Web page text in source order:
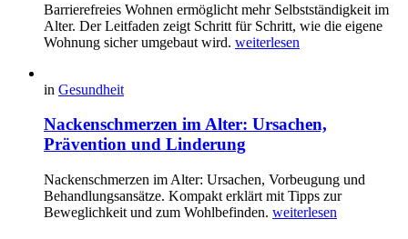
Barrierefreies Wohnen ermöglicht mehr Selbstständigkeit im
Alter. Der Leitfaden zeigt Schritt für Schritt, wie die eigene
Wohnung sicher umgebaut wird. weiterlesen
in Gesundheit
Nackenschmerzen im Alter: Ursachen,
Prävention und Linderung
Nackenschmerzen im Alter: Ursachen, Vorbeugung und
Behandlungsansätze. Kompakt erklärt mit Tipps zur
Beweglichkeit und zum Wohlbefinden. weiterlesen